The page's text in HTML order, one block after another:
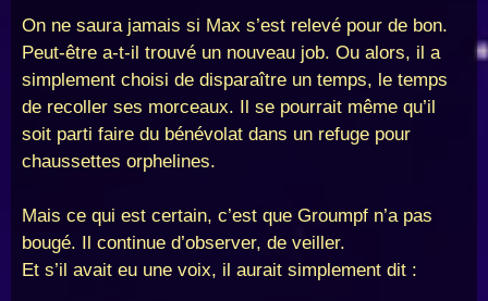
On ne saura jamais si Max s’est relevé pour de bon.
Peut-être a-t-il trouvé un nouveau job. Ou alors, il a
simplement choisi de disparaître un temps, le temps
de recoller ses morceaux. Il se pourrait même qu’il
soit parti faire du bénévolat dans un refuge pour
chaussettes orphelines.
Mais ce qui est certain, c’est que Groumpf n’a pas
bougé. Il continue d’observer, de veiller.
Et s’il avait eu une voix, il aurait simplement dit :